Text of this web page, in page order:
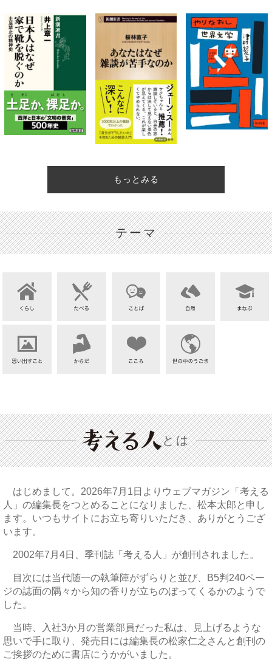
もっとみる
テーマ
とは
はじめまして。2026年7月1日よりウェブマガジン「考える
人」の編集長をつとめることになりました、松本太郎と申し
ます。いつもサイトにお立ち寄りいただき、ありがとうござ
います。
2002年7月4日、季刊誌「考える人」が創刊されました。
目次には当代随一の執筆陣がずらりと並び、B5判240ペー
ジの誌面の隅々から知の香りが立ちのぼってくるかのようで
した。
当時、入社3か月の営業部員だった私は、見上げるような
思いで手に取り、発売日には編集長の松家仁之さんと創刊の
ご挨拶のために書店にうかがいました。